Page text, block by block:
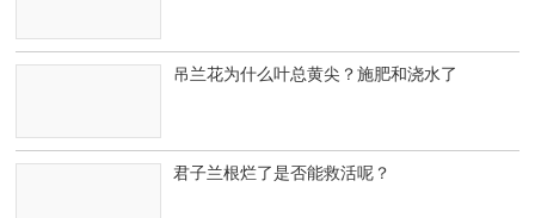
吊兰花为什么叶总黄尖？施肥和浇水了
君子兰根烂了是否能救活呢？